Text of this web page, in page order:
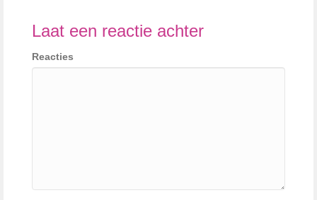
Laat een reactie achter
Reacties